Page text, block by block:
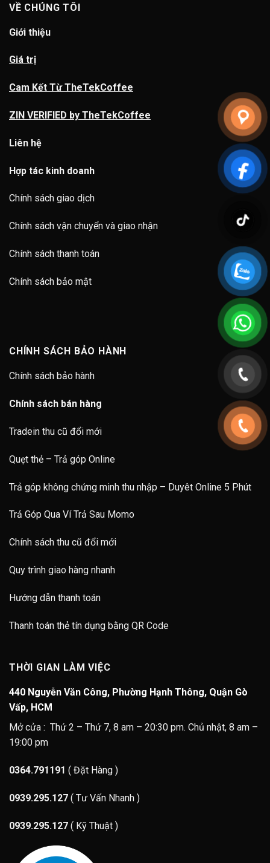
VỀ CHÚNG TÔI
Giới thiệu
Giá trị
Cam Kết Từ TheTekCoffee
ZIN VERIFIED by TheTekCoffee
Liên hệ
Hợp tác kinh doanh
Chính sách giao dịch
Chính sách vận chuyển và giao nhận
Chính sách thanh toán
Chính sách bảo mật
CHÍNH SÁCH BẢO HÀNH
Chính sách bảo hành
Chính sách bán hàng
Tradein thu cũ đổi mới
Quẹt thẻ – Trả góp Online
Trả góp không chứng minh thu nhập – Duyêt Online 5 Phút
Trả Góp Qua Ví Trả Sau Momo
Chính sách thu cũ đổi mới
Quy trình giao hàng nhanh
Hướng dẫn thanh toán
Thanh toán thẻ tín dụng bằng QR Code
THỜI GIAN LÀM VIỆC
440 Nguyễn Văn Công, Phường Hạnh Thông, Quận Gò
Vấp, HCM
Mở cửa : Thứ 2 – Thứ 7, 8 am – 20:30 pm. Chủ nhật, 8 am –
19:00 pm
0364.791191 ( Đặt Hàng )
0939.295.127 ( Tư Vấn Nhanh )
0939.295.127 ( Kỹ Thuật )